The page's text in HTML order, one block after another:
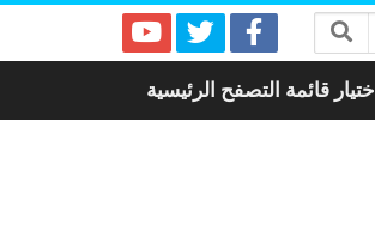
اختيار قائمة التصفح الرئيسية